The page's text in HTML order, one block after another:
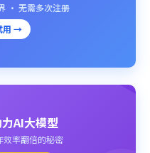
· 无需多次注册
用 →
AI大模型
效率翻倍的秘密